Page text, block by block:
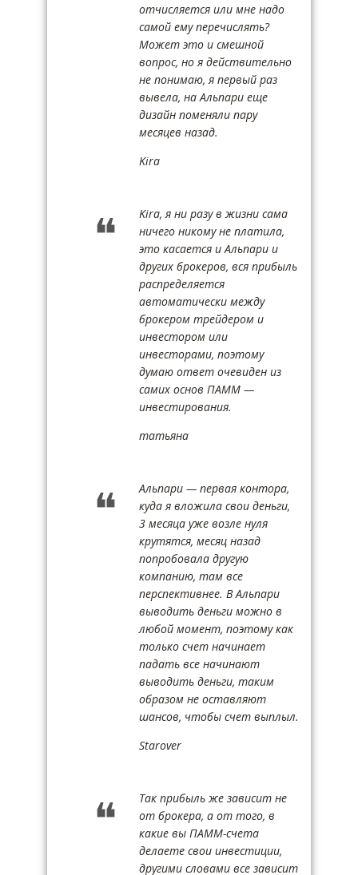
отчисляется или мне надо
самой ему перечислять?
Может это и смешной
вопрос, но я действительно
не понимаю, я первый раз
вывела, на Альпари еще
дизайн поменяли пару
месяцев назад.
Kira
Kira, я ни разу в жизни сама
ничего никому не платила,
это касается и Альпари и
других брокеров, вся прибыль
распределяется
автоматически между
брокером трейдером и
инвестором или
инвесторами, поэтому
думаю ответ очевиден из
самих основ ПАММ —
инвестирования.
татьяна
Альпари — первая контора,
куда я вложила свои деньги,
3 месяца уже возле нуля
крутятся, месяц назад
попробовала другую
компанию, там все
перспективнее. В Альпари
выводить деньги можно в
любой момент, поэтому как
только счет начинает
падать все начинают
выводить деньги, таким
образом не оставляют
шансов, чтобы счет выплыл.
Starover
Так прибыль же зависит не
от брокера, а от того, в
какие вы ПАММ-счета
делаете свои инвестиции,
другими словами все зависит